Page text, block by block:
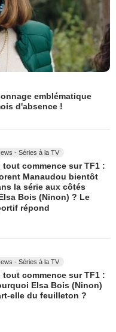
emblématique
d'absence !
- Séries à la TV
tout commence sur TF1 :
Manaudou bientôt
la série aux côtés
Bois (Ninon) ? Le
répond
- Séries à la TV
tout commence sur TF1 :
Elsa Bois (Ninon)
elle du feuilleton ?